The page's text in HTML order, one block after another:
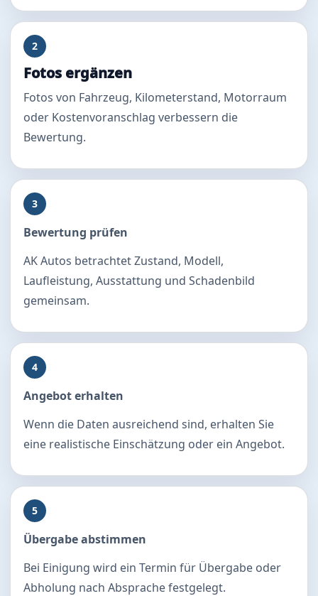
2
Fotos ergänzen
Fotos von Fahrzeug, Kilometerstand, Motorraum
oder Kostenvoranschlag verbessern die
Bewertung.
3
Bewertung prüfen
AK Autos betrachtet Zustand, Modell,
Laufleistung, Ausstattung und Schadenbild
gemeinsam.
4
Angebot erhalten
Wenn die Daten ausreichend sind, erhalten Sie
eine realistische Einschätzung oder ein Angebot.
5
Übergabe abstimmen
Bei Einigung wird ein Termin für Übergabe oder
Abholung nach Absprache festgelegt.